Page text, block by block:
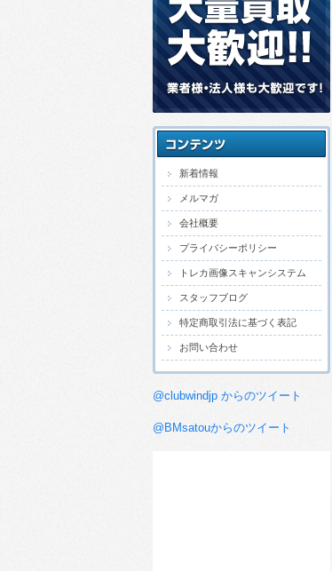
新着情報
メルマガ
会社概要
プライバシーポリシー
トレカ画像スキャンシステム
スタッフブログ
特定商取引法に基づく表記
お問い合わせ
@clubwindjp からのツイート
@BMsatouからのツイート